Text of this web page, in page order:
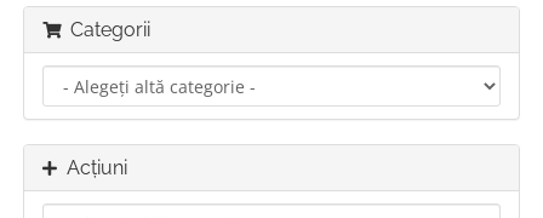
Categorii
Acțiuni